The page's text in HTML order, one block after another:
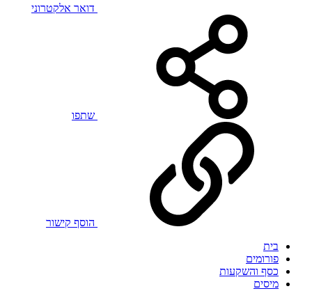
דואר אלקטרוני
שתפו
הוסף קישור
בית
פורומים
כסף והשקעות
מיסים